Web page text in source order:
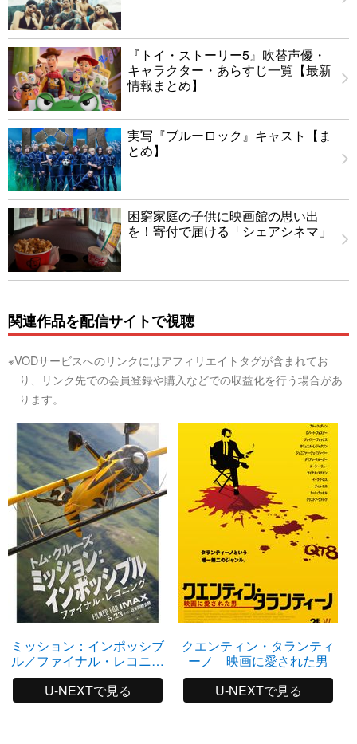
『トイ・ストーリー5』吹替声優・
キャラクター・あらすじ一覧【最新
情報まとめ】
実写『ブルーロック』キャスト【ま
とめ】
困窮家庭の子供に映画館の思い出
を！寄付で届ける「シェアシネマ」
関連作品を配信サイトで視聴
※VODサービスへのリンクにはアフィリエイトタグが含まれてお
り、リンク先での会員登録や購入などでの収益化を行う場合があ
ります。
ミッション：インポッシブ
ル／ファイナル・レコニン
グ
U-NEXTで見る
クエンティン・タランティ
ーノ 映画に愛された男
U-NEXTで見る